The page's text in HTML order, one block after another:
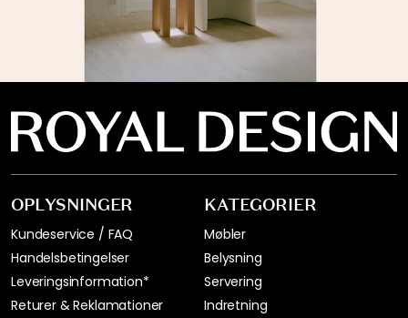
OPLYSNINGER
Kundeservice / FAQ
Handelsbetingelser
Leveringsinformation*
Returer & Reklamationer
KATEGORIER
Møbler
Belysning
Servering
Indretning